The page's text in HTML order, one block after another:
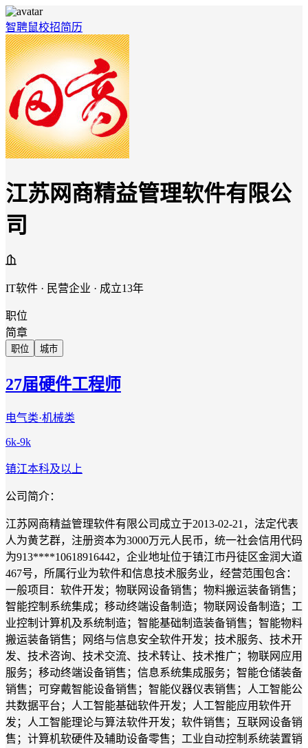
智聘鼠校招简历
江苏网商精益管理软件有限公
司
IT软件 · 民营企业 · 成立13年
职位
简章
职位 城市
27届硬件工程师
电气类·机械类
6k-9k
镇江本科及以上
公司简介：
江苏网商精益管理软件有限公司成立于2013-02-21，法定代表
人为黄艺群，注册资本为3000万元人民币，统一社会信用代码
为913****10618916442，企业地址位于镇江市丹徒区金润大道
467号，所属行业为软件和信息技术服务业，经营范围包含：
一般项目：软件开发；物联网设备销售；物料搬运装备销售；
智能控制系统集成；移动终端设备制造；物联网设备制造；工
业控制计算机及系统制造；智能基础制造装备销售；智能物料
搬运装备销售；网络与信息安全软件开发；技术服务、技术开
发、技术咨询、技术交流、技术转让、技术推广；物联网应用
服务；移动终端设备销售；信息系统集成服务；智能仓储装备
销售；可穿戴智能设备销售；智能仪器仪表销售；人工智能公
共数据平台；人工智能基础软件开发；人工智能应用软件开
发；人工智能理论与算法软件开发；软件销售；互联网设备销
售；计算机软硬件及辅助设备零售；工业自动控制系统装置销